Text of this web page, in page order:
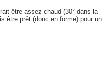
être assez chaud (30° dans la
être prêt (donc en forme) pour